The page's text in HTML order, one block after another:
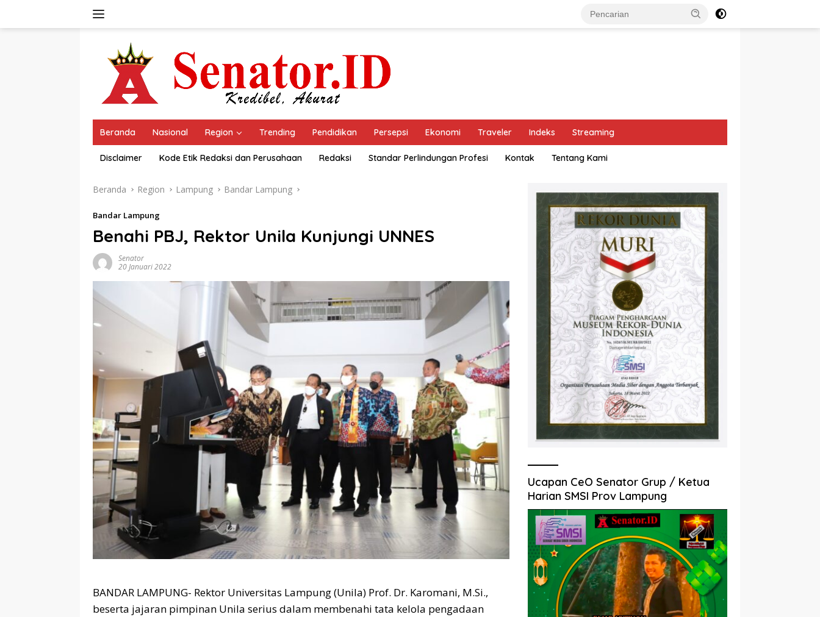
Beranda Nasional Region Trending Pendidikan Persepsi Ekonomi Traveler Indeks Streaming
Disclaimer Kode Etik Redaksi dan Perusahaan Redaksi Standar Perlindungan Profesi Kontak Tentang Kami
Beranda Region Lampung Bandar Lampung
Bandar Lampung
Benahi PBJ, Rektor Unila Kunjungi UNNES
Senator
20 Januari 2022
BANDAR LAMPUNG- Rektor Universitas Lampung (Unila) Prof. Dr. Karomani, M.Si.,
beserta jajaran pimpinan Unila serius dalam membenahi tata kelola pengadaan
Ucapan CeO Senator Grup / Ketua
Harian SMSI Prov Lampung